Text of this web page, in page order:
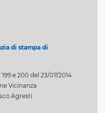
di stampa di
e 200 del 23/07/2014
Vicinanza
Agresti